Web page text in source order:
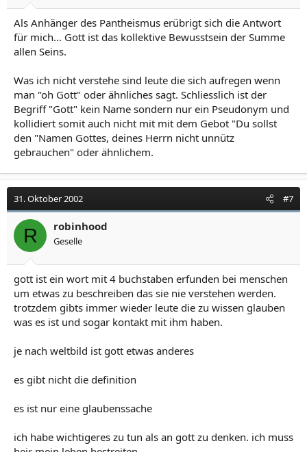
Als Anhänger des Pantheismus erübrigt sich die Antwort
für mich... Gott ist das kollektive Bewusstsein der Summe
allen Seins.
Was ich nicht verstehe sind leute die sich aufregen wenn
man "oh Gott" oder ähnliches sagt. Schliesslich ist der
Begriff "Gott" kein Name sondern nur ein Pseudonym und
kollidiert somit auch nicht mit mit dem Gebot "Du sollst
den "Namen Gottes, deines Herrn nicht unnütz
gebrauchen" oder ähnlichem.
31. Oktober 2002 #7
R robinhood
Geselle
gott ist ein wort mit 4 buchstaben erfunden bei menschen
um etwas zu beschreiben das sie nie verstehen werden.
trotzdem gibts immer wieder leute die zu wissen glauben
was es ist und sogar kontakt mit ihm haben.
je nach weltbild ist gott etwas anderes
es gibt nicht die definition
es ist nur eine glaubenssache
ich habe wichtigeres zu tun als an gott zu denken. ich muss